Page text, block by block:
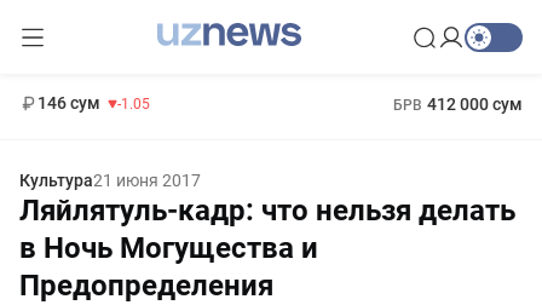
146 сум -1.05 БРВ 412 000 сум
Культура21 июня 2017
Ляйлятуль-кадр: что нельзя делать
в Ночь Могущества и
Предопределения